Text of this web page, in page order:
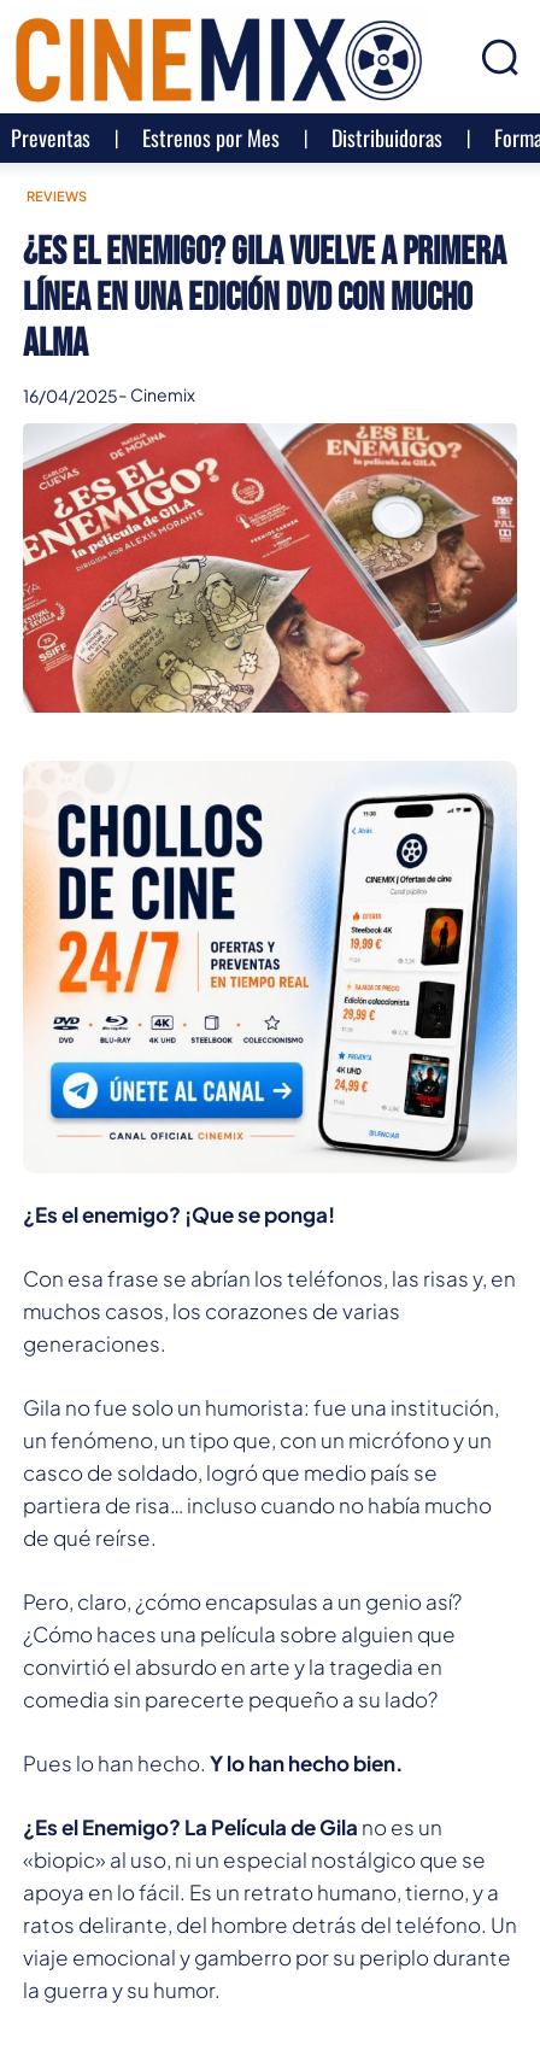
Preventas Estrenos por Mes Distribuidoras
REVIEWS
¿Es el Enemigo? Gila vuelve a primera
línea en una edición DVD con mucho
alma
16/04/2025- Cinemix
¿Es el enemigo? ¡Que se ponga!
Con esa frase se abrían los teléfonos, las risas y, en
muchos casos, los corazones de varias
generaciones.
Gila no fue solo un humorista: fue una institución,
un fenómeno, un tipo que, con un micrófono y un
casco de soldado, logró que medio país se
partiera de risa… incluso cuando no había mucho
de qué reírse.
Pero, claro, ¿cómo encapsulas a un genio así?
¿Cómo haces una película sobre alguien que
convirtió el absurdo en arte y la tragedia en
comedia sin parecerte pequeño a su lado?
Pues lo han hecho. Y lo han hecho bien.
¿Es el Enemigo? La Película de Gila no es un
«biopic» al uso, ni un especial nostálgico que se
apoya en lo fácil. Es un retrato humano, tierno, y a
ratos delirante, del hombre detrás del teléfono. Un
viaje emocional y gamberro por su periplo durante
la guerra y su humor.